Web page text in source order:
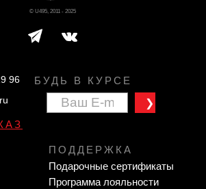
❯
© U495, 2011 - 2025
ПОДДЕРЖКА
Подарочные сертификаты
Программа лояльности
96 БУДЬ В КУРСЕ